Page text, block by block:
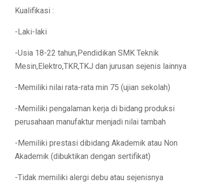
Kualifikasi :
-Laki-laki
-Usia 18-22 tahun,Pendidikan SMK Teknik
Mesin,Elektro,TKR,TKJ dan jurusan sejenis lainnya
-Memiliki nilai rata-rata min 75 (ujian sekolah)
-Memiliki pengalaman kerja di bidang produksi
perusahaan manufaktur menjadi nilai tambah
-Memiliki prestasi dibidang Akademik atau Non
Akademik (dibuktikan dengan sertifikat)
-Tidak memiliki alergi debu atau sejenisnya